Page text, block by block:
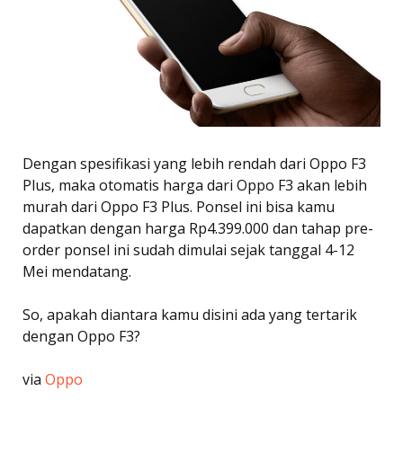
Dengan spesifikasi yang lebih rendah dari Oppo F3
Plus, maka otomatis harga dari Oppo F3 akan lebih
murah dari Oppo F3 Plus. Ponsel ini bisa kamu
dapatkan dengan harga Rp4.399.000 dan tahap pre-
order ponsel ini sudah dimulai sejak tanggal 4-12
Mei mendatang.
So, apakah diantara kamu disini ada yang tertarik
dengan Oppo F3?
via Oppo